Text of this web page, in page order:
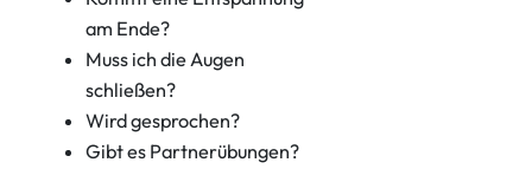
am Ende?
Muss ich die Augen
schließen?
Wird gesprochen?
Gibt es Partnerübungen?